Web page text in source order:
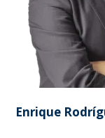
Enrique